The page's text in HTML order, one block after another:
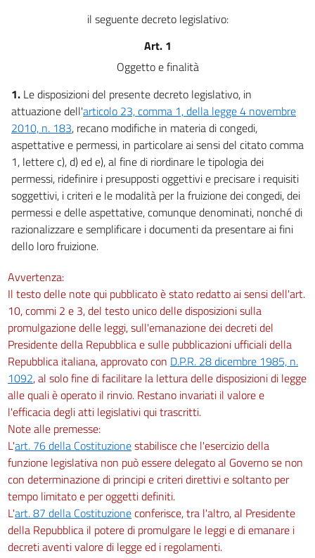
il seguente decreto legislativo:
Art. 1
Oggetto e finalità
1. Le disposizioni del presente decreto legislativo, in
attuazione dell'articolo 23, comma 1, della legge 4 novembre
2010, n. 183, recano modifiche in materia di congedi,
aspettative e permessi, in particolare ai sensi del citato comma
1, lettere c), d) ed e), al fine di riordinare le tipologia dei
permessi, ridefinire i presupposti oggettivi e precisare i requisiti
soggettivi, i criteri e le modalità per la fruizione dei congedi, dei
permessi e delle aspettative, comunque denominati, nonché di
razionalizzare e semplificare i documenti da presentare ai fini
dello loro fruizione.
Avvertenza:
Il testo delle note qui pubblicato è stato redatto ai sensi dell'art.
10, commi 2 e 3, del testo unico delle disposizioni sulla
promulgazione delle leggi, sull'emanazione dei decreti del
Presidente della Repubblica e sulle pubblicazioni ufficiali della
Repubblica italiana, approvato con D.P.R. 28 dicembre 1985, n.
1092, al solo fine di facilitare la lettura delle disposizioni di legge
alle quali è operato il rinvio. Restano invariati il valore e
l'efficacia degli atti legislativi qui trascritti.
Note alle premesse:
L'art. 76 della Costituzionestabilisce che l'esercizio della
funzione legislativa non può essere delegato al Governo se non
con determinazione di principi e criteri direttivi e soltanto per
tempo limitato e per oggetti definiti.
L'art. 87 della Costituzioneconferisce, tra l'altro, al Presidente
della Repubblica il potere di promulgare le leggi e di emanare i
decreti aventi valore di legge ed i regolamenti.